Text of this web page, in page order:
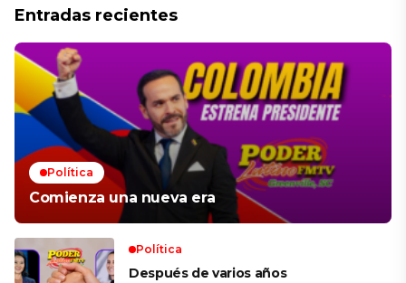
Entradas recientes
Política
Comienza una nueva era
Política
Después de varios años